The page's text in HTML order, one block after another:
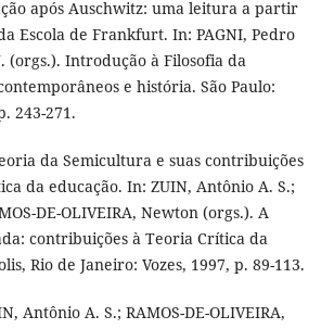
após Auschwitz: uma leitura a partir
Escola de Frankfurt. In: PAGNI, Pedro
(orgs.). Introdução à Filosofia da
e história. São Paulo:
243-271.
da Semicultura e suas contribuições
da educação. In: ZUIN, Antônio A. S.;
DE-OLIVEIRA, Newton (orgs.). A
contribuições à Teoria Crítica da
Rio de Janeiro: Vozes, 1997, p. 89-113.
Antônio A. S.; RAMOS-DE-OLIVEIRA,